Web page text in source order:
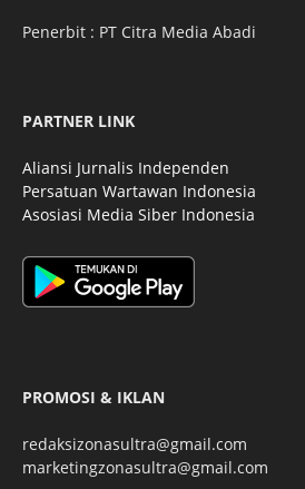
Penerbit : PT Citra Media Abadi
PARTNER LINK
Aliansi Jurnalis Independen
Persatuan Wartawan Indonesia
Asosiasi Media Siber Indonesia
PROMOSI & IKLAN
redaksizonasultra@gmail.com
marketingzonasultra@gmail.com